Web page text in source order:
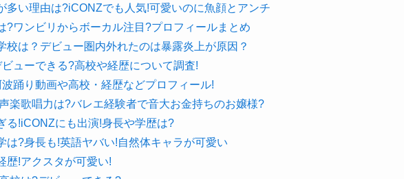
多い理由は?iCONZでも人気!可愛いのに魚顔とアンチ
?ワンビリからボーカル注目?プロフィールまとめ
校は？デビュー圏内外れたのは暴露炎上が原因？
ューできる?高校や経歴について調査!
踊り動画や高校・経歴などプロフィール!
楽歌唱力は?バレエ経験者で音大お金持ちのお嬢様?
る!iCONZにも出演!身長や学歴は?
は?身長も!英語ヤバい!自然体キャラが可愛い
歴!アクスタが可愛い!